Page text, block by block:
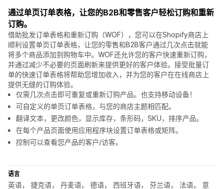
通过单页订单表格，让您的B2B和零售客户轻松订购和重新
订购。
借助批发订单表格和重新订购（WOF），您可以在Shopify商店上
顺利设置单页订单表格，让您的零售和B2B客户通过几次点击就能
将多个商品添加到购物车中。WOF还允许您的客户快速重新订购，
并通过减少不必要的页面刷新来提供更好的客户体验。接受批量订
单的快速订单表格将帮助您增加收入，并为您的客户在在线商店上
提供无缝的订购体验。
仅需几次点击即可重复或重新订购产品。也支持移动设备！
可自定义的单页订单表格，与您的商店主题相匹配。
翻译文本，更改颜色，显示库存，条形码，SKU，排序产品。
在每个产品页面使用应用程序块设置订单表格或矩阵。
控制可以查看您产品的客户/访客。
语言
英语， 捷克语， 丹麦语， 德语， 西班牙语， 芬兰语， 法语， 意